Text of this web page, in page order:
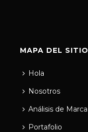
MAPA DEL SITIO
Hola
Nosotros
Análisis de Marca
Portafolio